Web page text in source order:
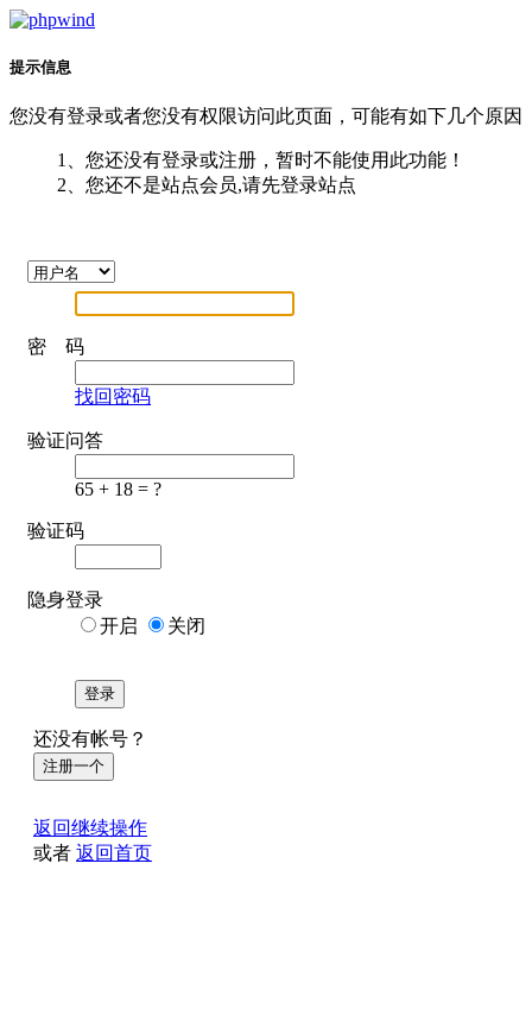
提示信息
您没有登录或者您没有权限访问此页面，可能有如下几个原因
1、您还没有登录或注册，暂时不能使用此功能！
2、您还不是站点会员,请先登录站点
密 码
找回密码
验证问答
65 + 18 = ?
验证码
隐身登录
开启
关闭
登录
还没有帐号？
注册一个
返回继续操作
或者 返回首页